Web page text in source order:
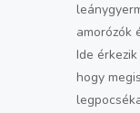
amorózók
Ide
hogy